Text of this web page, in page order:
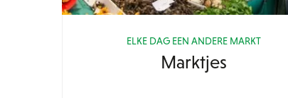
ELKE DAG EEN ANDERE MARKT
Marktjes